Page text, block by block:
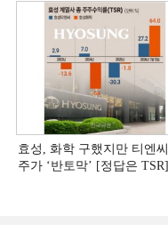
효성, 화학 구했지만 티엔씨
주가 ‘반토막’ [정답은 TSR]